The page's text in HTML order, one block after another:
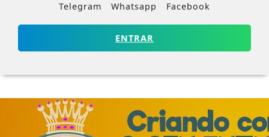
Telegram Whatsapp Facebook
ENTRAR